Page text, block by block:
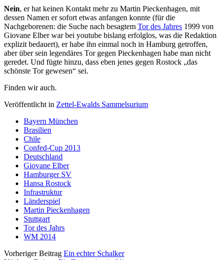
Nein, er hat keinen Kontakt mehr zu Martin Pieckenhagen, mit
dessen Namen er sofort etwas anfangen konnte (für die
Nachgeborenen: die Suche nach besagtem Tor des Jahres 1999 von
Giovane Elber war bei youtube bislang erfolglos, was die Redaktion
explizit bedauert), er habe ihn einmal noch in Hamburg getroffen,
aber über sein legendäres Tor gegen Pieckenhagen habe man nicht
geredet. Und fügte hinzu, dass eben jenes gegen Rostock „das
schönste Tor gewesen“ sei.
Finden wir auch.
Veröffentlicht in Zettel-Ewalds Sammelsurium
Bayern München
Brasilien
Chile
Confed-Cup 2013
Deutschland
Giovane Elber
Hamburger SV
Hansa Rostock
Infrastruktur
Länderspiel
Martin Pieckenhagen
Stuttgart
Tor des Jahrs
WM 2014
Vorheriger Beitrag Ein echter Schalker